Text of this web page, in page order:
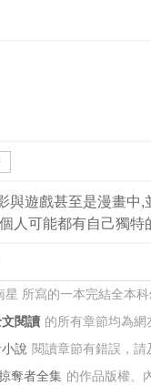
與遊戲甚至是漫畫中
人可能都有自己獨
星 所寫的一本完結全本科
閱讀 的所有章節均為網
說 閱讀章節有錯誤，請
奪者全集 的作品版權、